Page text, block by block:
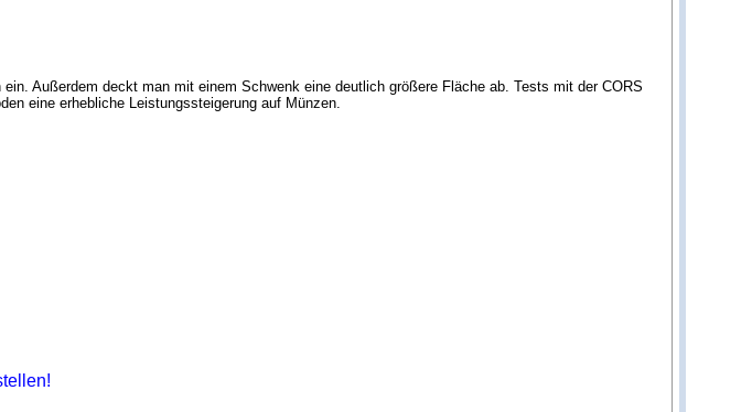
Außerdem deckt man mit einem Schwenk eine deutlich größere Fläche ab. Tests mit der CORS
eine erhebliche Leistungssteigerung auf Münzen.